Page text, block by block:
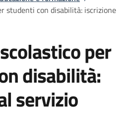
studenti con disabilità: iscrizione
per
disabilità:
servizio